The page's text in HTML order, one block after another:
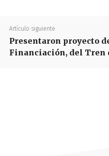
Artículo siguiente
Presentaron proyecto
Financiación, del Tren